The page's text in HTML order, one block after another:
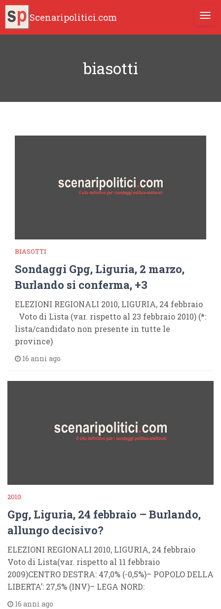
Scenaripolitici.com
biasotti
BIASOTTI
Sondaggi Gpg, Liguria, 2 marzo,
Burlando si conferma, +3
ELEZIONI REGIONALI 2010, LIGURIA, 24 febbraio
Voto di Lista (var. rispetto al 23 febbraio 2010) (*:
lista/candidato non presente in tutte le
province)
16 anni ago
2010
Gpg, Liguria, 24 febbraio – Burlando,
allungo decisivo?
ELEZIONI REGIONALI 2010, LIGURIA, 24 febbraio
Voto di Lista(var. rispetto al 11 febbraio
2009)CENTRO DESTRA: 47,0% (-0,5%)– POPOLO DELLA
LIBERTA’: 27,5% (INV)– LEGA NORD:
16 anni ago